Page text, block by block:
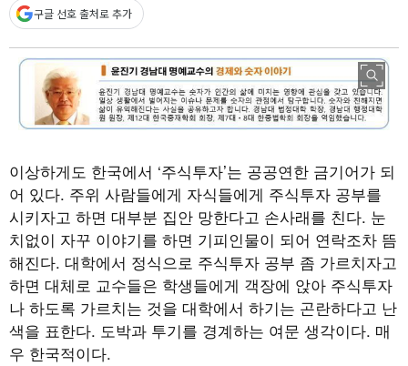
구글 선호 출처로 추가
이상하게도 한국에서 ‘주식투자’는 공공연한 금기어가 되
어 있다. 주위 사람들에게 자식들에게 주식투자 공부를
시키자고 하면 대부분 집안 망한다고 손사래를 친다. 눈
치없이 자꾸 이야기를 하면 기피인물이 되어 연락조차 뜸
해진다. 대학에서 정식으로 주식투자 공부 좀 가르치자고
하면 대체로 교수들은 학생들에게 객장에 앉아 주식투자
나 하도록 가르치는 것을 대학에서 하기는 곤란하다고 난
색을 표한다. 도박과 투기를 경계하는 여문 생각이다. 매
우 한국적이다.